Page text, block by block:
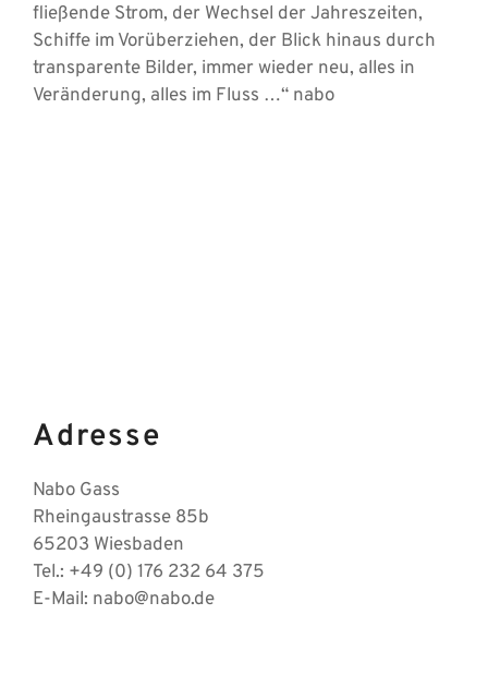
fließende Strom, der Wechsel der Jahreszeiten,
Schiffe im Vorüberziehen, der Blick hinaus durch
transparente Bilder, immer wieder neu, alles in
Veränderung, alles im Fluss …“ nabo
Adresse
Nabo Gass
Rheingaustrasse 85b
65203 Wiesbaden
Tel.: +49 (0) 176 232 64 375
E-Mail: nabo@nabo.de